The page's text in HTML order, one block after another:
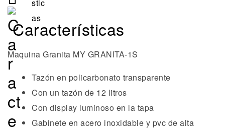
Características
Maquina Granita MY GRANITA-1S
Tazón en policarbonato transparente
Con un tazón de 12 litros
Con display luminoso en la tapa
Gabinete en acero inoxidable y pvc de alta